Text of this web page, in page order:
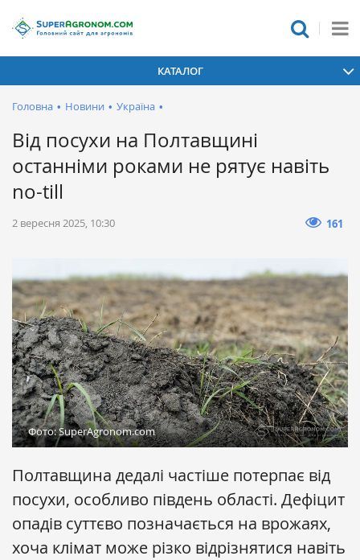
КАТАЛОГ
Головна • Новини • Україна •
Від посухи на Полтавщині
останніми роками не рятує навіть
no-till
2 вересня 2025, 10:30 161
Фото: SuperAgronom.com
Полтавщина дедалі частіше потерпає від
посухи, особливо південь області. Дефіцит
опадів суттєво позначається на врожаях,
хоча клімат може різко відрізнятися навіть